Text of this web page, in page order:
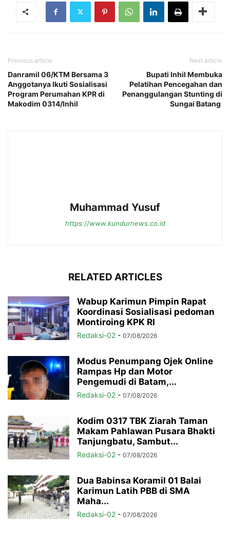
Previous article
Danramil 06/KTM Bersama 3
Anggotanya Ikuti Sosialisasi
Program Perumahan KPR di
Makodim 0314/Inhil
Next article
Bupati Inhil Membuka
Pelatihan Pencegahan dan
Penanggulangan Stunting di
Sungai Batang
Muhammad Yusuf
https://www.kundurnews.co.id
RELATED ARTICLES
Wabup Karimun Pimpin Rapat
Koordinasi Sosialisasi pedoman
Montiroing KPK RI
Redaksi-02 - 07/08/2026
Modus Penumpang Ojek Online
Rampas Hp dan Motor
Pengemudi di Batam,...
Redaksi-02 - 07/08/2026
Kodim 0317 TBK Ziarah Taman
Makam Pahlawan Pusara Bhakti
Tanjungbatu, Sambut...
Redaksi-02 - 07/08/2026
Dua Babinsa Koramil 01 Balai
Karimun Latih PBB di SMA
Maha...
Redaksi-02 - 07/08/2026